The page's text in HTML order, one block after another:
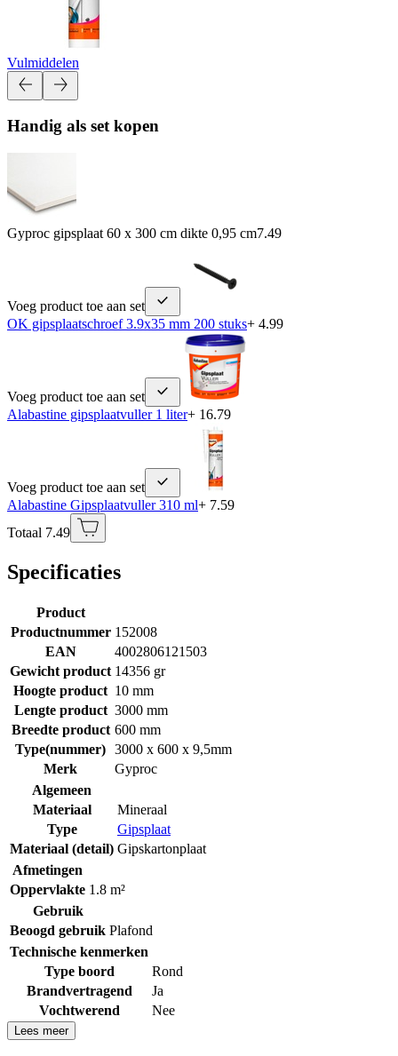
Vulmiddelen
Handig als set kopen
Gyproc gipsplaat 60 x 300 cm dikte 0,95 cm7.49
Voeg product toe aan set
OK gipsplaatschroef 3.9x35 mm 200 stuks+ 4.99
Voeg product toe aan set
Alabastine gipsplaatvuller 1 liter+ 16.79
Voeg product toe aan set
Alabastine Gipsplaatvuller 310 ml+ 7.59
Totaal 7.49
Specificaties
Product
Productnummer 152008
EAN
4002806121503
Gewicht product 14356 gr
Hoogte product 10 mm
Lengte product 3000 mm
Breedte product 600 mm
Type(nummer) 3000 x 600 x 9,5mm
Merk
Gyproc
Algemeen
Materiaal
Mineraal
Type
Gipsplaat
Materiaal (detail) Gipskartonplaat
Afmetingen
Oppervlakte 1.8 m²
Gebruik
Beoogd gebruik Plafond
Technische kenmerken
Type boord
Rond
Brandvertragend
Ja
Vochtwerend
Nee
Lees meer